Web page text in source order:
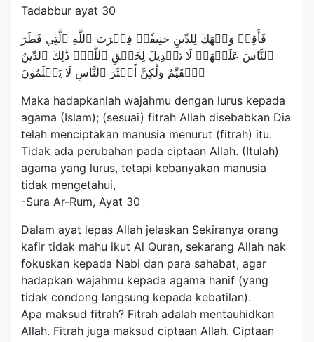
Tadabbur ayat 30
فَأَقِمۡ وَجۡهَكَ لِلدِّينِ حَنِيفٗاۚ فِطۡرَتَ ٱللَّهِ ٱلَّتِي فَطَرَ
ٱلنَّاسَ عَلَيۡهَاۚ لَا تَبۡدِيلَ لِخَلۡقِ ٱللَّهِۚ ذَٰلِكَ ٱلدِّينُ
ٱلۡقَيِّمُ وَلَٰكِنَّ أَكۡثَرَ ٱلنَّاسِ لَا يَعۡلَمُونَ
Maka hadapkanlah wajahmu dengan lurus kepada
agama (Islam); (sesuai) fitrah Allah disebabkan Dia
telah menciptakan manusia menurut (fitrah) itu.
Tidak ada perubahan pada ciptaan Allah. (Itulah)
agama yang lurus, tetapi kebanyakan manusia
tidak mengetahui,
-Sura Ar-Rum, Ayat 30
Dalam ayat lepas Allah jelaskan Sekiranya orang
kafir tidak mahu ikut Al Quran, sekarang Allah nak
fokuskan kepada Nabi dan para sahabat, agar
hadapkan wajahmu kepada agama hanif (yang
tidak condong langsung kepada kebatilan).
Apa maksud fitrah? Fitrah adalah mentauhidkan
Allah. Fitrah juga maksud ciptaan Allah. Ciptaan